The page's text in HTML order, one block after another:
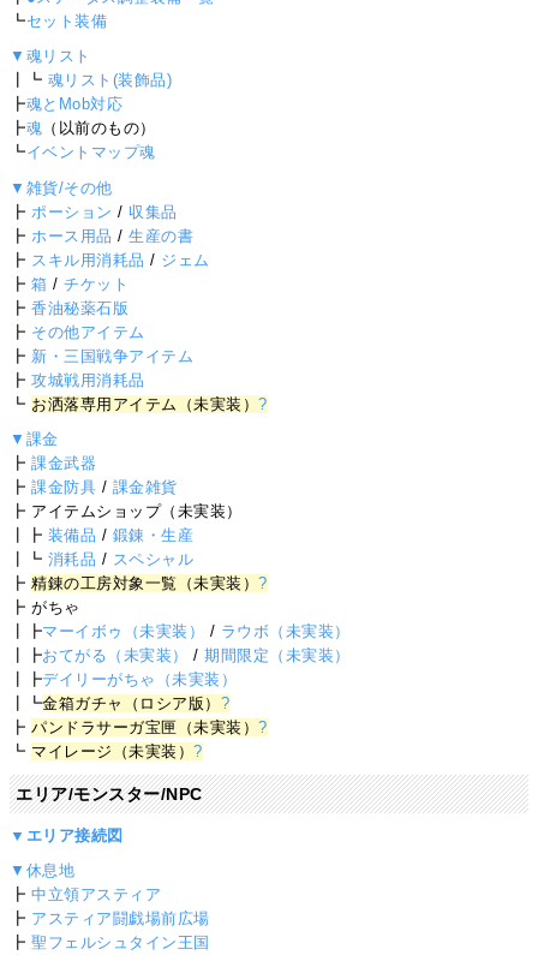
┗セット装備
▼魂リスト
┃┗ 魂リスト(装飾品)
┣魂とMob対応
┣魂 （以前のもの）
┗イベントマップ魂
▼雑貨/その他
┣ ポーション / 収集品
┣ ホース用品 /生産の書
┣ スキル用消耗品 / ジェム
┣箱 /チケット
┣香油秘薬石版
┣ その他アイテム
┣ 新・三国戦争アイテム
┣攻城戦用消耗品
┗ お洒落専用アイテム（未実装）?
▼課金
┣課金武器
┣課金防具 / 課金雑貨
┣ アイテムショップ（未実装）
┃┣ 装備品 / 鍛錬・生産
┃┗ 消耗品 / スペシャル
┣精錬の工房対象一覧（未実装）?
┣ がちゃ
┃┣マーイボゥ（未実装） / ラウボ（未実装）
┃┣おてがる（未実装） /期間限定（未実装）
┃┣デイリーがちゃ（未実装）
┃┗金箱ガチャ（ロシア版） ?
┣パンドラサーガ宝匣（未実装）?
┗ マイレージ（未実装）?
エリア/モンスター/NPC
▼エリア接続図
▼休息地
┣中立領アスティア
┣ アスティア闘戯場前広場
┣聖フェルシュタイン王国